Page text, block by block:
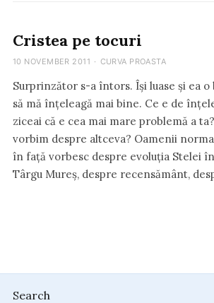
Search
Cristea pe tocuri
10 NOVEMBER 2011 · CURVA PROASTA
Surprinzător s-a întors. Își luase și ea o
să mă înțeleagă mai bine. Ce e de
ziceai că e cea mai mare problemă a
vorbim despre altceva? Oamenii
în față vorbesc despre evoluția Stelei
Târgu Mureș, despre recensământ,